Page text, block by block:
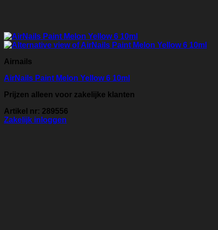
Airnails
AirNails Paint Melon Yellow 6 10ml
Prijzen alleen voor zakelijke klanten
Artikel nr: 289556
Zakelijk inloggen